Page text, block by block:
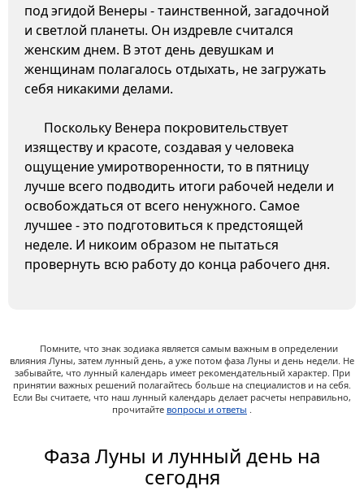
под эгидой Венеры - таинственной, загадочной
и светлой планеты. Он издревле считался
женским днем. В этот день девушкам и
женщинам полагалось отдыхать, не загружать
себя никакими делами.
Поскольку Венера покровительствует
изяществу и красоте, создавая у человека
ощущение умиротворенности, то в пятницу
лучше всего подводить итоги рабочей недели и
освобождаться от всего ненужного. Самое
лучшее - это подготовиться к предстоящей
неделе. И никоим образом не пытаться
провернуть всю работу до конца рабочего дня.
Помните, что знак зодиака является самым важным в определении
влияния Луны, затем лунный день, а уже потом фаза Луны и день недели. Не
забывайте, что лунный календарь имеет рекомендательный характер. При
принятии важных решений полагайтесь больше на специалистов и на себя.
Если Вы считаете, что наш лунный календарь делает расчеты неправильно,
прочитайте вопросы и ответы .
Фаза Луны и лунный день на
сегодня